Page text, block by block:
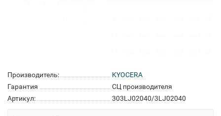
Производитель:
KYOCERA
Гарантия
СЦ производителя
Артикул:
303LJ02040/3LJ02040